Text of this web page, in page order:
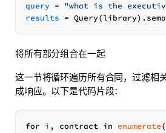
query = "what is the
results =
将所有部分组合在一起
这一节将循环遍历所有合同，过滤相
成响应。以下是代码片段：
for i , contract in enumerate